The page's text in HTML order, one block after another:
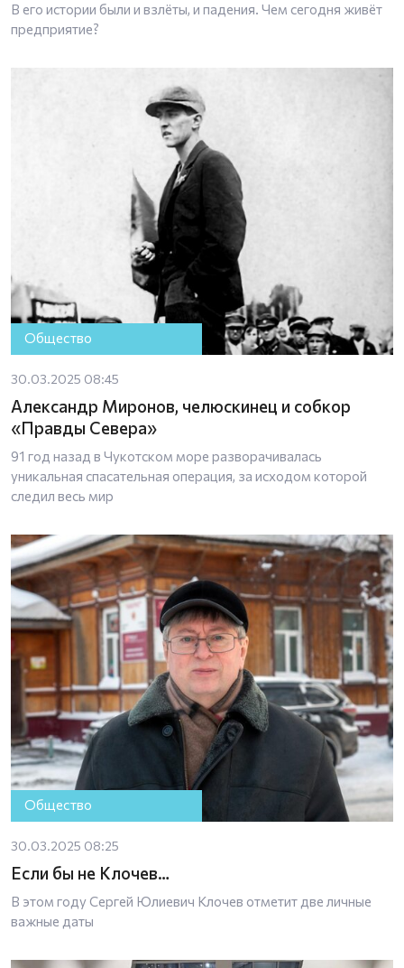
В его истории были и взлёты, и падения. Чем сегодня живёт
предприятие?
Общество
30.03.2025 08:45
Александр Миронов, челюскинец и собкор
«Правды Севера»
91 год назад в Чукотском море разворачивалась
уникальная спасательная операция, за исходом которой
следил весь мир
Общество
30.03.2025 08:25
Если бы не Клочев…
В этом году Сергей Юлиевич Клочев отметит две личные
важные даты